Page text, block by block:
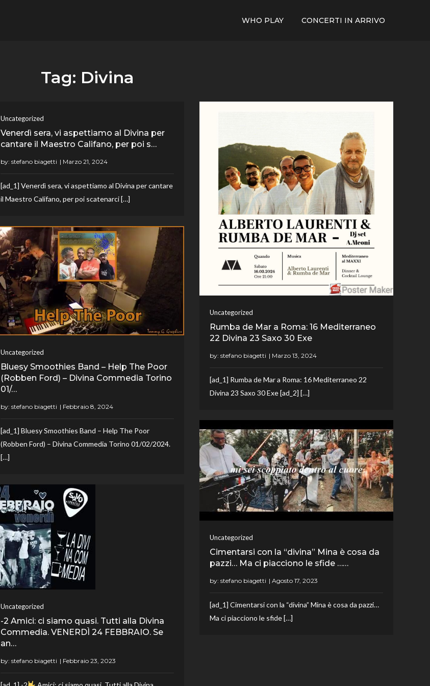
WHO PLAY CONCERTI IN ARRIVO
Tag: Divina
Uncategorized
Venerdì sera, vi aspettiamo al Divina per
cantare il Maestro Califano, per poi s…
by: stefano biagetti
[ad_1] Venerdì sera, vi aspettiamo al Divina per cantare
il Maestro Califano, per poi scatenarci […]
Uncategorized
Rumba de Mar a Roma: 16 Mediterraneo
22 Divina 23 Saxo 30 Exe
by: stefano biagetti
[ad_1] Rumba de Mar a Roma: 16 Mediterraneo 22
Divina 23 Saxo 30 Exe [ad_2] […]
Uncategorized
Bluesy Smoothies Band – Help The Poor
(Robben Ford) – Divina Commedia Torino
01/…
by: stefano biagetti
[ad_1] Bluesy Smoothies Band – Help The Poor
(Robben Ford) – Divina Commedia Torino 01/02/2024.
[…]
Uncategorized
Cimentarsi con la “divina” Mina è cosa da
pazzi… Ma ci piacciono le sfide ……
by: stefano biagetti
[ad_1] Cimentarsi con la “divina” Mina è cosa da pazzi…
Ma ci piacciono le sfide […]
Uncategorized
-2 Amici: ci siamo quasi. Tutti alla Divina
Commedia. VENERDÌ 24 FEBBRAIO. Se
an…
by: stefano biagetti